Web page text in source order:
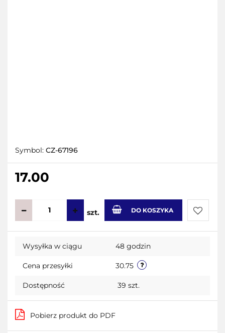
Symbol: CZ-67196
17.00
szt. DO KOSZYKA
Do
Wysyłka w ciągu 48 godzin
Cena przesyłki 30.75
Dostępność 39 szt.
Pobierz produkt do PDF